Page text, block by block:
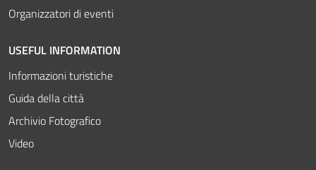
Organizzatori di eventi
USEFUL INFORMATION
Informazioni turistiche
Guida della città
Archivio Fotografico
Video